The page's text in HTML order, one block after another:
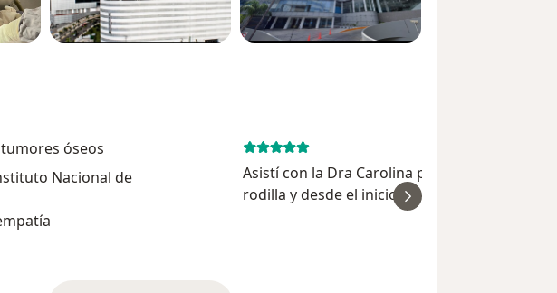
óseos
Nacional de
Asistí con la Dra Carolina por un problema en
rodilla y desde el inicio de la consulta fué muy
amable y detallada en sus explicaciones, pasé a